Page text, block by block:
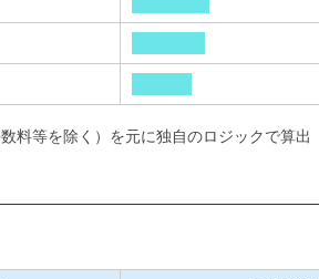
料等を除く）を元に独自のロジックで算出